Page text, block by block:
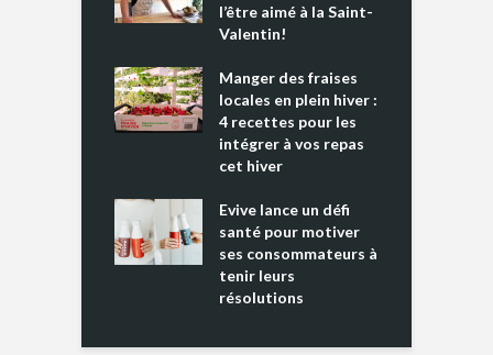
l’être aimé à la Saint-
Valentin!
Manger des fraises
locales en plein hiver :
4 recettes pour les
intégrer à vos repas
cet hiver
Evive lance un défi
santé pour motiver
ses consommateurs à
tenir leurs
résolutions